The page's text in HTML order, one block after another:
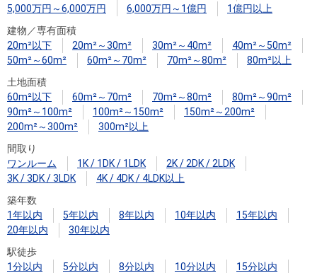
5,000万円～6,000万円
6,000万円～1億円
1億円以上
建物／専有面積
20m²以下
20m²～30m² 30m²～40m²
40m²～50m²
50m²～60m²
60m²～70m² 70m²～80m²
80m²以上
土地面積
60m²以下
60m²～70m² 70m²～80m²
80m²～90m²
90m²～100m²
100m²～150m²
150m²～200m²
200m²～300m²
300m²以上
間取り
ワンルーム
1K / 1DK / 1LDK
2K / 2DK / 2LDK
3K / 3DK / 3LDK
4K / 4DK / 4LDK以上
築年数
1年以内
5年以内 8年以内 10年以内
15年以内
20年以内
30年以内
駅徒歩
1分以内
5分以内 8分以内 10分以内
15分以内